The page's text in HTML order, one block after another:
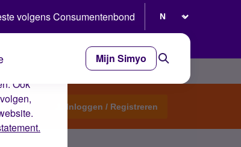
op de
Ook
volgens Consumentenbond
Mijn Simyo
topic Inloggen / Registreren